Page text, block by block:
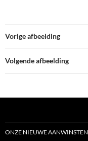
Vorige afbeelding
Volgende afbeelding
ONZE NIEUWE AANWINSTEN